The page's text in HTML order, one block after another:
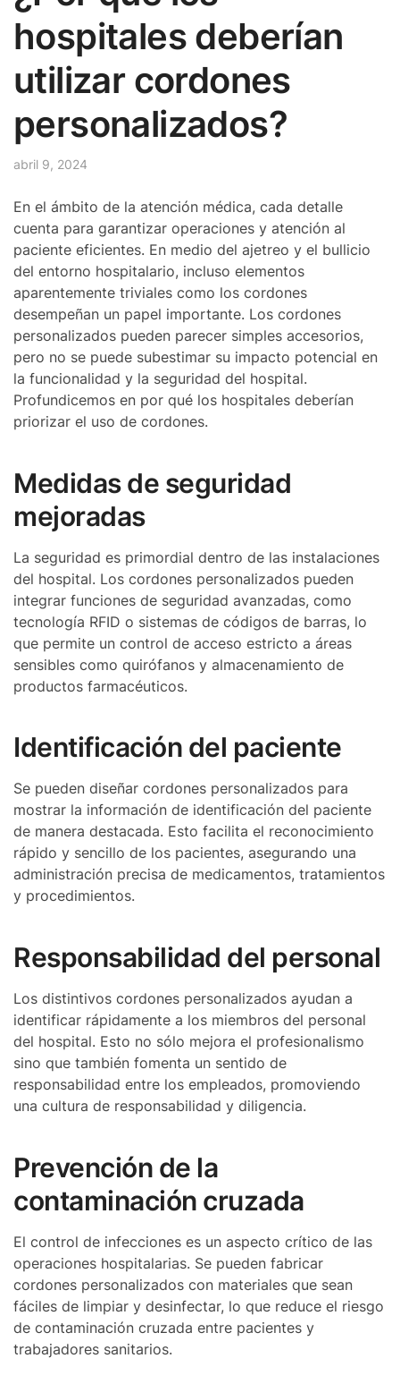
hospitales deberían
utilizar cordones
personalizados?
abril 9, 2024
En el ámbito de la atención médica, cada detalle
cuenta para garantizar operaciones y atención al
paciente eficientes. En medio del ajetreo y el bullicio
del entorno hospitalario, incluso elementos
aparentemente triviales como los cordones
desempeñan un papel importante. Los cordones
personalizados pueden parecer simples accesorios,
pero no se puede subestimar su impacto potencial en
la funcionalidad y la seguridad del hospital.
Profundicemos en por qué los hospitales deberían
priorizar el uso de cordones.
Medidas de seguridad
mejoradas
La seguridad es primordial dentro de las instalaciones
del hospital. Los cordones personalizados pueden
integrar funciones de seguridad avanzadas, como
tecnología RFID o sistemas de códigos de barras, lo
que permite un control de acceso estricto a áreas
sensibles como quirófanos y almacenamiento de
productos farmacéuticos.
Identificación del paciente
Se pueden diseñar cordones personalizados para
mostrar la información de identificación del paciente
de manera destacada. Esto facilita el reconocimiento
rápido y sencillo de los pacientes, asegurando una
administración precisa de medicamentos, tratamientos
y procedimientos.
Responsabilidad del personal
Los distintivos cordones personalizados ayudan a
identificar rápidamente a los miembros del personal
del hospital. Esto no sólo mejora el profesionalismo
sino que también fomenta un sentido de
responsabilidad entre los empleados, promoviendo
una cultura de responsabilidad y diligencia.
Prevención de la
contaminación cruzada
El control de infecciones es un aspecto crítico de las
operaciones hospitalarias. Se pueden fabricar
cordones personalizados con materiales que sean
fáciles de limpiar y desinfectar, lo que reduce el riesgo
de contaminación cruzada entre pacientes y
trabajadores sanitarios.